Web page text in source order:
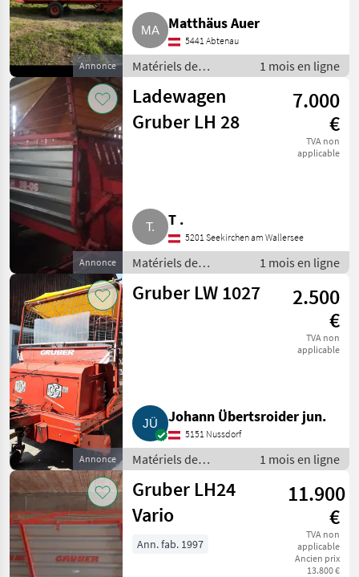
Annonce
Matthäus Auer
5441 Abtenau
Matériels de
fenaison /
Autochargeuses
1 mois en ligne
Annonce
Ladewagen
Gruber LH 28
7.000
€
TVA non
applicable
T .
5201 Seekirchen am Wallersee
Matériels de
fenaison /
Autochargeuses
1 mois en ligne
Annonce
Gruber LW 1027
2.500
€
TVA non
applicable
Johann Übertsroider jun.
5151 Nussdorf
Matériels de
fenaison /
Autochargeuses
1 mois en ligne
Gruber LH24
Vario
11.900
€
TVA non
applicable
Ancien prix
13.800 €
Ann. fab. 1997